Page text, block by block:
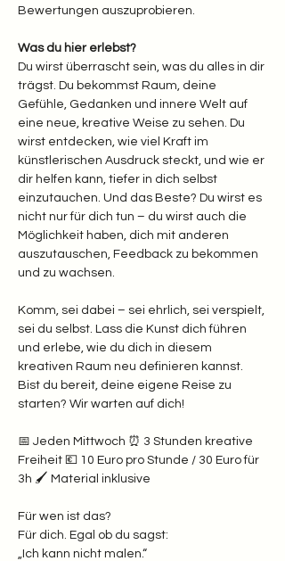
Bewertungen auszuprobieren.
Was du hier erlebst?
Du wirst überrascht sein, was du alles in dir
trägst. Du bekommst Raum, deine
Gefühle, Gedanken und innere Welt auf
eine neue, kreative Weise zu sehen. Du
wirst entdecken, wie viel Kraft im
künstlerischen Ausdruck steckt, und wie er
dir helfen kann, tiefer in dich selbst
einzutauchen. Und das Beste? Du wirst es
nicht nur für dich tun – du wirst auch die
Möglichkeit haben, dich mit anderen
auszutauschen, Feedback zu bekommen
und zu wachsen.
Komm, sei dabei – sei ehrlich, sei verspielt,
sei du selbst. Lass die Kunst dich führen
und erlebe, wie du dich in diesem
kreativen Raum neu definieren kannst.
Bist du bereit, deine eigene Reise zu
starten? Wir warten auf dich!
📅 Jeden Mittwoch ⏰ 3 Stunden kreative
Freiheit 💶 10 Euro pro Stunde / 30 Euro für
3h 🖌️ Material inklusive
Für wen ist das?
Für dich. Egal ob du sagst:
„Ich kann nicht malen.“